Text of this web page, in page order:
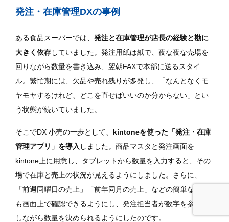
発注・在庫管理DXの事例
ある食品スーパーでは、 発注と在庫管理が店長の経験と勘に
大きく依存していました。発注用紙は紙で、夜な夜な売場を
回りながら数量を書き込み、翌朝FAXで本部に送るスタイ
ル。繁忙期には、欠品や売れ残りが多発し、「なんとなくモ
ヤモヤするけれど、どこを直せばいいのか分からない」とい
う状態が続いていました。
そこでDX 小売の一歩として、 kintoneを使った「発注・在庫
管理アプリ」を導入 しました。商品マスタと発注画面を
kintone上に用意し、タブレットから数量を入力すると、その
場で在庫と売上の状況が見えるようにしました。さらに、
「前週同曜日の売上」「前年同月の売上」などの簡単な指標
も画面上で確認できるようにし、発注担当者が数字を参考に
しながら数量を決められるようにしたのです。